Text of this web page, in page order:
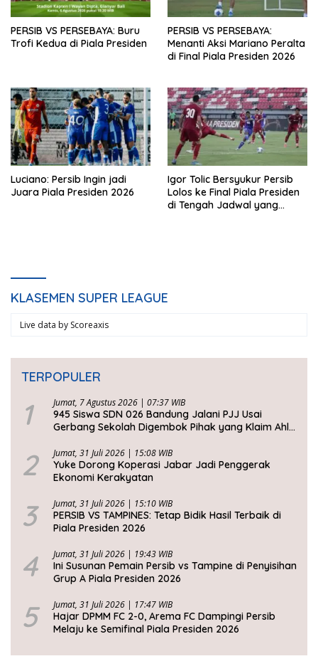
PERSIB VS PERSEBAYA: Buru
Trofi Kedua di Piala Presiden
PERSIB VS PERSEBAYA:
Menanti Aksi Mariano Peralta
di Final Piala Presiden 2026
Luciano: Persib Ingin jadi
Juara Piala Presiden 2026
Igor Tolic Bersyukur Persib
Lolos ke Final Piala Presiden
di Tengah Jadwal yang
KLASEMEN SUPER LEAGUE
Live data by Scoreaxis
TERPOPULER
1 Jumat, 7 Agustus 2026 | 07:37 WIB
945 Siswa SDN 026 Bandung Jalani PJJ Usai
Gerbang Sekolah Digembok Pihak yang Klaim Ahli
2 Jumat, 31 Juli 2026 | 15:08 WIB
Yuke Dorong Koperasi Jabar Jadi Penggerak
Ekonomi Kerakyatan
3 Jumat, 31 Juli 2026 | 15:10 WIB
PERSIB VS TAMPINES: Tetap Bidik Hasil Terbaik di
Piala Presiden 2026
4 Jumat, 31 Juli 2026 | 19:43 WIB
Ini Susunan Pemain Persib vs Tampine di Penyisihan
Grup A Piala Presiden 2026
5 Jumat, 31 Juli 2026 | 17:47 WIB
Hajar DPMM FC 2-0, Arema FC Dampingi Persib
Melaju ke Semifinal Piala Presiden 2026